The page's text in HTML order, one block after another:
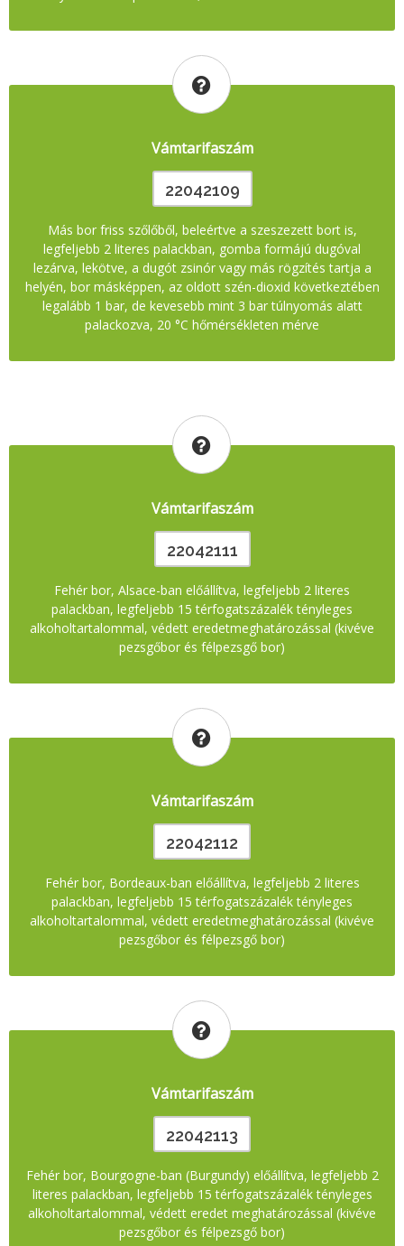
Vámtarifaszám
22042109
Más bor friss szőlőből, beleértve a szeszezett bort is,
legfeljebb 2 literes palackban, gomba formájú dugóval
lezárva, lekötve, a dugót zsinór vagy más rögzítés tartja a
helyén, bor másképpen, az oldott szén-dioxid következtében
legalább 1 bar, de kevesebb mint 3 bar túlnyomás alatt
palackozva, 20 °C hőmérsékleten mérve
Vámtarifaszám
22042111
Fehér bor, Alsace-ban előállítva, legfeljebb 2 literes
palackban, legfeljebb 15 térfogatszázalék tényleges
alkoholtartalommal, védett eredetmeghatározással (kivéve
pezsgőbor és félpezsgő bor)
Vámtarifaszám
22042112
Fehér bor, Bordeaux-ban előállítva, legfeljebb 2 literes
palackban, legfeljebb 15 térfogatszázalék tényleges
alkoholtartalommal, védett eredetmeghatározással (kivéve
pezsgőbor és félpezsgő bor)
Vámtarifaszám
22042113
Fehér bor, Bourgogne-ban (Burgundy) előállítva, legfeljebb 2
literes palackban, legfeljebb 15 térfogatszázalék tényleges
alkoholtartalommal, védett eredet meghatározással (kivéve
pezsgőbor és félpezsgő bor)